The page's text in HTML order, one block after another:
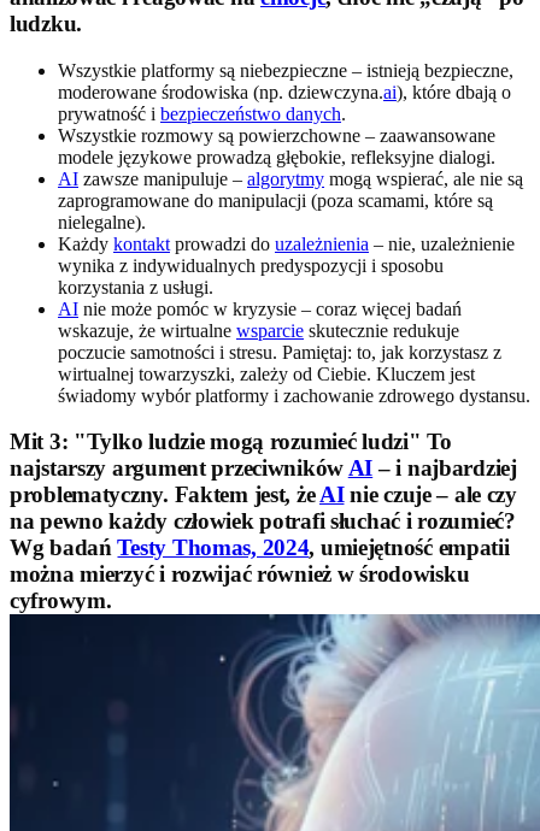
ludzku.
Wszystkie platformy są niebezpieczne – istnieją bezpieczne,
moderowane środowiska (np. dziewczyna.ai), które dbają o
prywatność i bezpieczeństwo danych.
Wszystkie rozmowy są powierzchowne – zaawansowane
modele językowe prowadzą głębokie, refleksyjne dialogi.
AI zawsze manipuluje – algorytmy mogą wspierać, ale nie są
zaprogramowane do manipulacji (poza scamami, które są
nielegalne).
Każdy kontakt prowadzi do uzależnienia – nie, uzależnienie
wynika z indywidualnych predyspozycji i sposobu
korzystania z usługi.
AI nie może pomóc w kryzysie – coraz więcej badań
wskazuje, że wirtualne wsparcie skutecznie redukuje
poczucie samotności i stresu. Pamiętaj: to, jak korzystasz z
wirtualnej towarzyszki, zależy od Ciebie. Kluczem jest
świadomy wybór platformy i zachowanie zdrowego dystansu.
Mit 3: "Tylko ludzie mogą rozumieć ludzi" To
najstarszy argument przeciwnikówAI– i najbardziej
problematyczny. Faktem jest, żeAInie czuje – ale czy
na pewno każdy człowiek potrafi słuchać i rozumieć?
Wg badańTesty Thomas, 2024, umiejętność empatii
można mierzyć i rozwijać również w środowisku
cyfrowym.